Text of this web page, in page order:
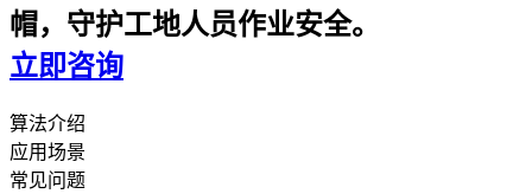
帽，守护工地人员作业安全。
立即咨询
算法介绍
应用场景
常见问题